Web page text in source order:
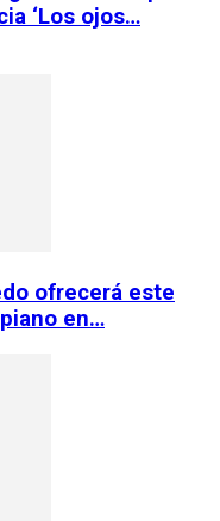
‘Los ojos…
ofrecerá este
en…